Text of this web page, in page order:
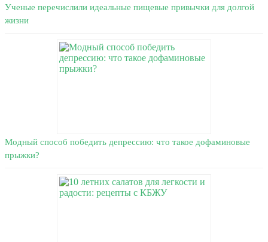
Ученые перечислили идеальные пищевые привычки для долгой
жизни
Модный способ победить депрессию: что такое дофаминовые
прыжки?